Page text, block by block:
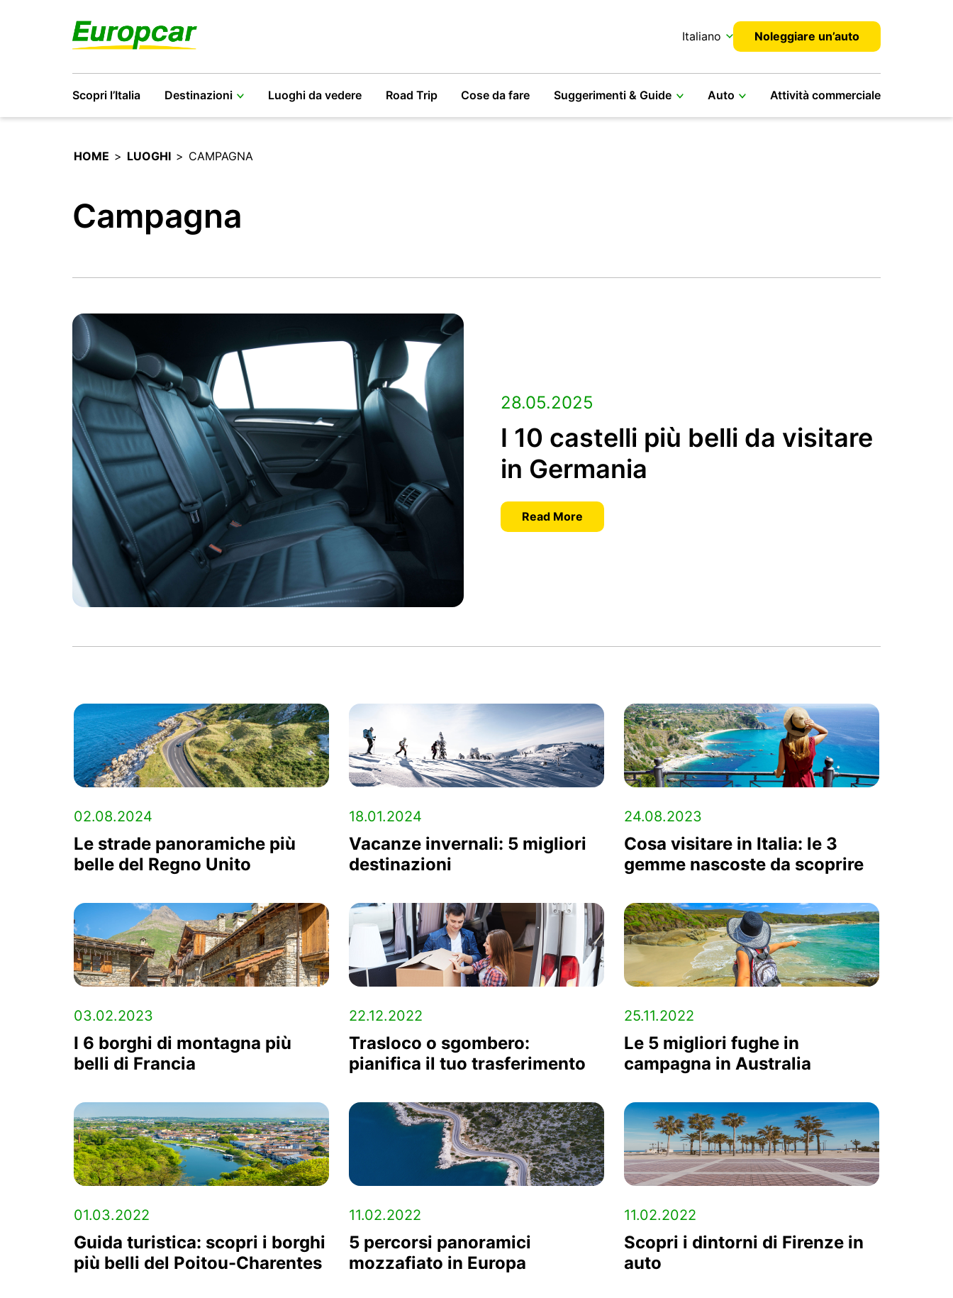
Italiano Noleggiare un’auto
Scopri l’Italia Destinazioni Luoghi da vedere Road Trip Cose da fare Suggerimenti & Guide Auto Attività commerciale
HOME > LUOGHI > CAMPAGNA
Campagna
28.05.2025
I 10 castelli più belli da visitare
in Germania
Read More
02.08.2024
Le strade panoramiche più
belle del Regno Unito
18.01.2024
Vacanze invernali: 5 migliori
destinazioni
24.08.2023
Cosa visitare in Italia: le 3
gemme nascoste da scoprire
03.02.2023
I 6 borghi di montagna più
belli di Francia
22.12.2022
Trasloco o sgombero:
pianifica il tuo trasferimento
25.11.2022
Le 5 migliori fughe in
campagna in Australia
01.03.2022
Guida turistica: scopri i borghi
più belli del Poitou-Charentes
11.02.2022
5 percorsi panoramici
mozzafiato in Europa
11.02.2022
Scopri i dintorni di Firenze in
auto